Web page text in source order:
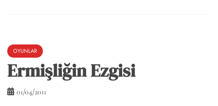
OYUNLAR
Ermişliğin Ezgisi
01/04/2011